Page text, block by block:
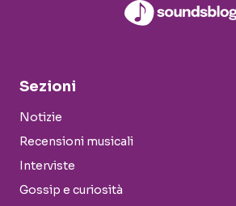
Sezioni
Notizie
Recensioni musicali
Interviste
Gossip e curiosità